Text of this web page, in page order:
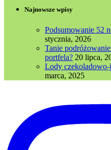
Najnowsze wpisy
Podsumowanie 52
stycznia, 2026
Tanie
portfela? 20 lipca,
Lody
marca, 2025